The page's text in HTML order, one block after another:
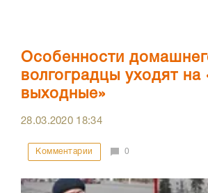
Особенности
волгоградцы уходят на
выходные»
28.03.2020 18:34
Комментарии 0